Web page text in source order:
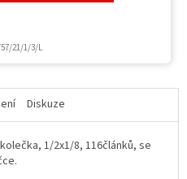
21/1/3/L
Diskuze
1/2x1/8, 116článků, se